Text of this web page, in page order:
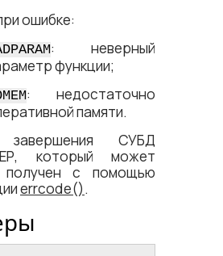
ошибке:
: неверный
функции;
: недостаточно
памяти.
СУБД
который может
получен с помощью
errcode().